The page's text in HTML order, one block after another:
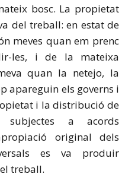
bosc. La propietat
del treball: en estat de
meves quan em prenc
les, i de la mateixa
quan la netejo, la
apareguin els governs i
i la distribució de
a acords
original dels
es va produir
treball.